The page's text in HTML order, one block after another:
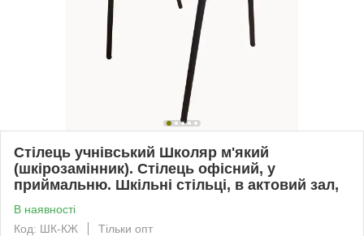
Стілець учнівський Школяр м'який
(шкірозамінник). Стілець офісний, у
приймальню. Шкільні стільці, в актовий зал,
В наявності
Код: ШК-КЖ
Тільки опт